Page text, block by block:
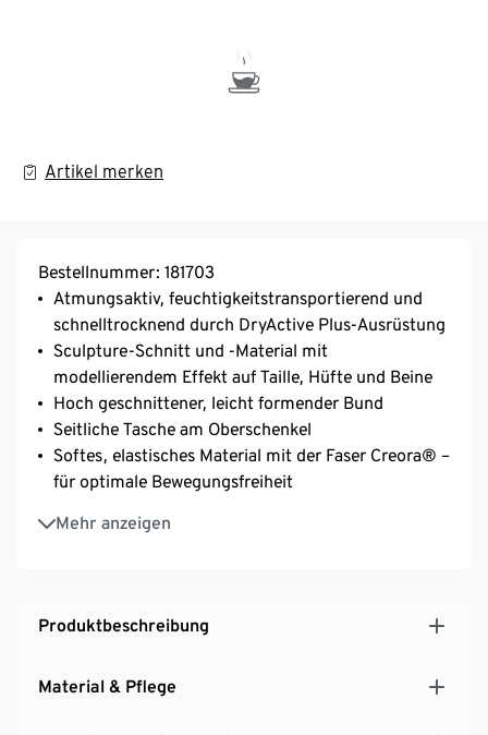
Artikel merken
Bestellnummer: 181703
Atmungsaktiv, feuchtigkeitstransportierend und
schnelltrocknend durch DryActive Plus-Ausrüstung
Sculpture-Schnitt und -Material mit
modellierendem Effekt auf Taille, Hüfte und Beine
Hoch geschnittener, leicht formender Bund
Seitliche Tasche am Oberschenkel
Softes, elastisches Material mit der Faser Creora® –
für optimale Bewegungsfreiheit
Mehr anzeigen
Extraflache Nähte für hohen Tragekomfort
Weiche und angenehme Klebe-Abschlüsse, um
Produktbeschreibung
Material & Pflege